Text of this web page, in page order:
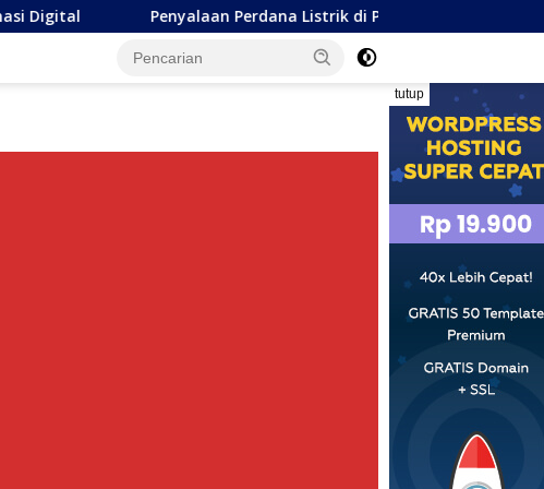
Penyalaan Perdana Listrik di Pulau Dudepo, Wagub Idah: Bukti Nyata
tutup